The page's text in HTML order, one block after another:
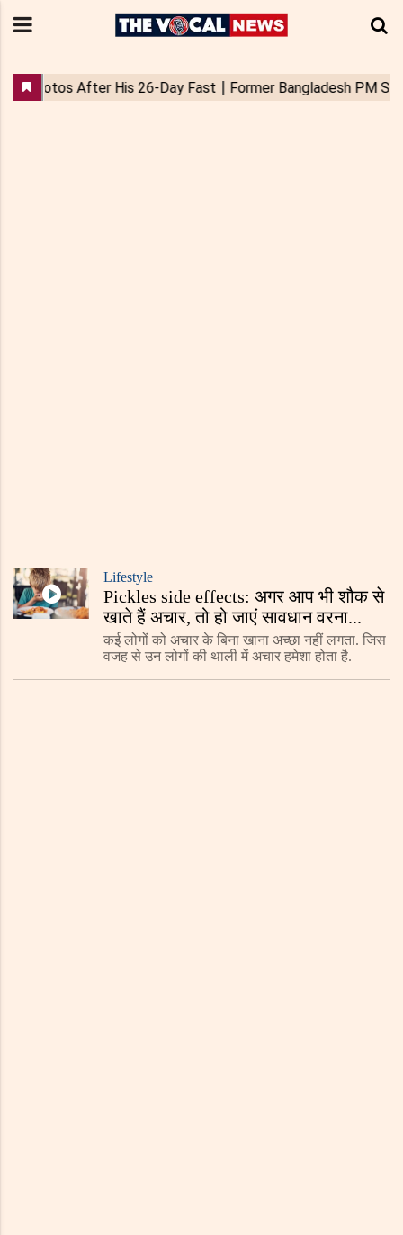
Lifestyle
Pickles side effects: अगर आप भी शौक से
खाते हैं अचार, तो हो जाएं सावधान वरना...
कई लोगों को अचार के बिना खाना अच्छा नहीं लगता. जिस
वजह से उन लोगों की थाली में अचार हमेशा होता है.